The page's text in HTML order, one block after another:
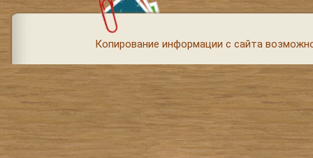
Копирование информации с сайта